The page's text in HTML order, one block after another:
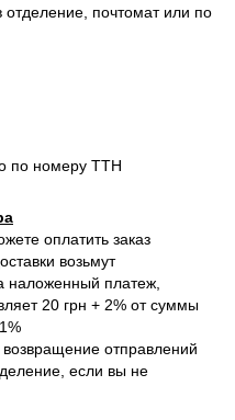
отделение, почтомат или по
по номеру ТТН
оплатить заказ
возьмут
наложенный платеж,
20 грн + 2% от суммы
отправлений
если вы не